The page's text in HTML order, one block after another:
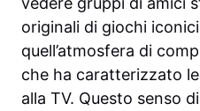
originali di giochi
quell’atmosfera di
che ha caratterizzato
alla TV. Questo senso